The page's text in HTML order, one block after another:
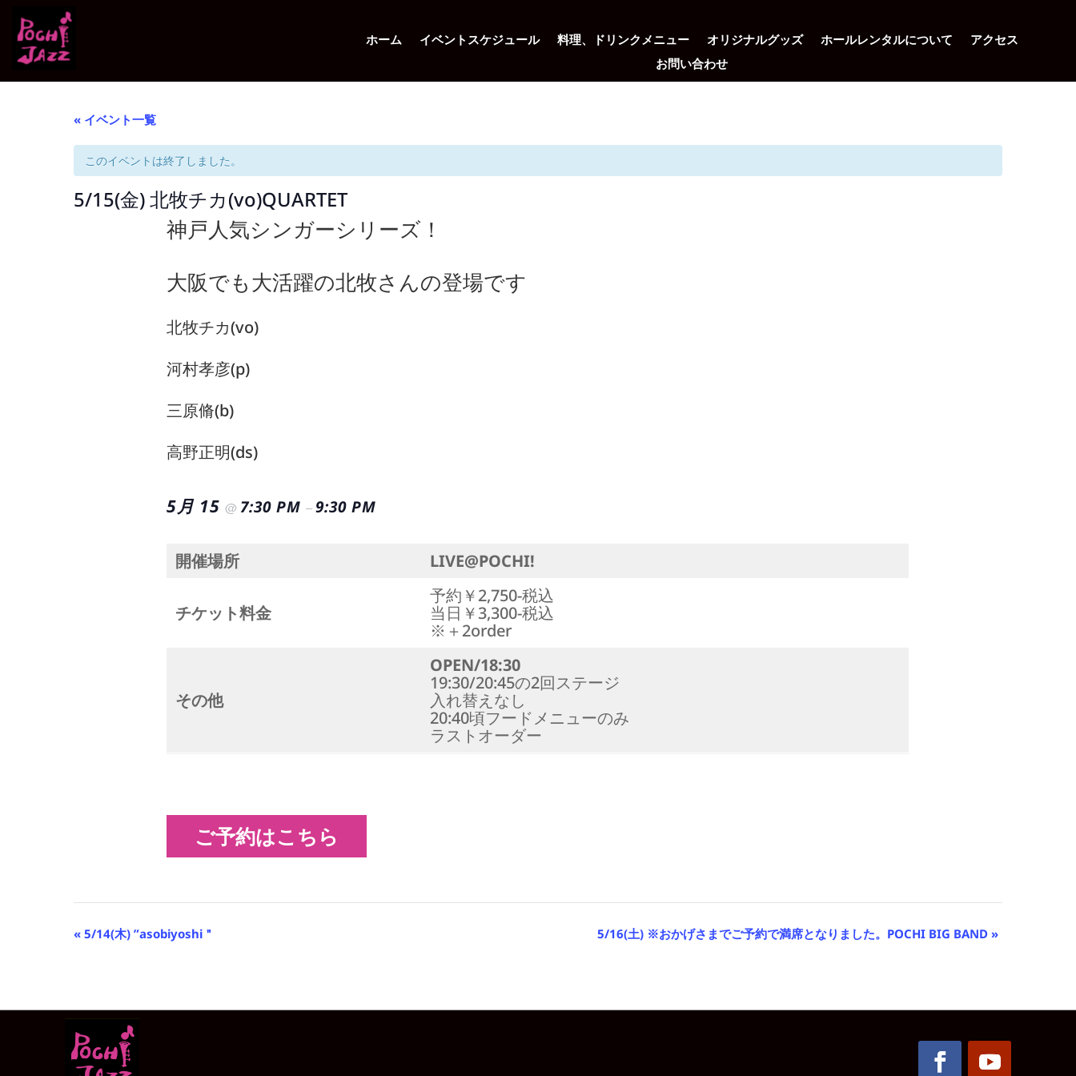
ホーム イベントスケジュール 料理、ドリンクメニュー オリジナルグッズ ホールレンタルについて
アクセス
お問い合わせ
« イベント一覧
このイベントは終了しました。
5/15(金) 北牧チカ(vo)QUARTET
神戸人気シンガーシリーズ！
大阪でも大活躍の北牧さんの登場です
北牧チカ(vo)
河村孝彦(p)
三原脩(b)
高野正明(ds)
5月 15 @ 7:30 PM –9:30 PM
開催場所 LIVE@POCHI!
チケット料金
予約￥2,750-税込
当日￥3,300-税込
※＋2order
その他
OPEN/18:30
19:30/20:45の2回ステージ
入れ替えなし
20:40頃フードメニューのみ
ラストオーダー
ご予約はこちら
イ
ナ
ゲ
ー
« 5/14(木) ”asobiyoshi＂ 5/16(土) ※おかげさまでご予約で満席となりました。POCHI BIG BAND »